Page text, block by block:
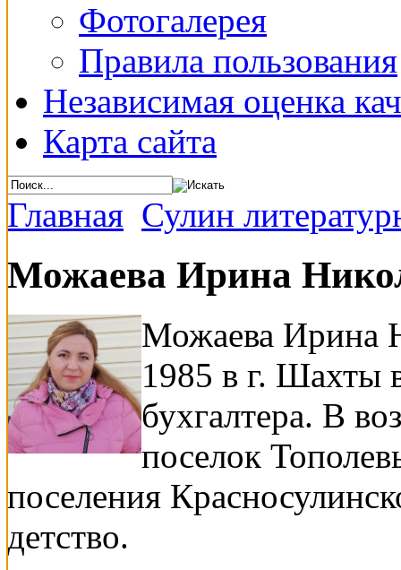
Фотогалерея
Правила пользования
Независимая оценка
Карта сайта
Главная Сулин
Можаева Ирина
Можаева Ирина
1985 в г. Шахты
бухгалтера. В
поселок
поселения
детство.